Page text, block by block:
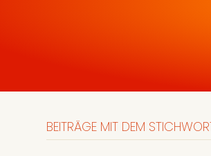
BEITRÄGE MIT DEM